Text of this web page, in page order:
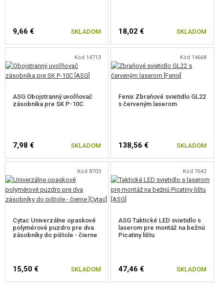
Airsoftová pištoľ CZ P-10 C je oveľa viac než len bežná airsoftová pištoľ.
Je vyvrcholením dlhoročných skúseností s výrobou pištolí a vášne pre
airsoft, ktorých výsledkom je skutočne
výnimočná pištoľ.
Vlastnosti
Blowback.
Kompaktný.
Plynový zásobník na 22 rán.
Obojstranná poistka záveru.
Autentické značenie SK.
9,66 € SKLADOM 18,02 € SKLADOM
Kód 14713
ASG Obojstranný uvoľňovač
zásobníka pre SK P-10C
7,98 € SKLADOM
Kód 14668
Fenix Zbraňové svietidlo GL22
s červeným laserom
138,56 € SKLADOM
Kód 8703
Cytac Univerzálne opaskové
polymérové puzdro pre dva
zásobníky do pištole - čierne
15,50 € SKLADOM
Kód 7642
ASG Taktické LED svietidlo s
laserom pre montáž na bežnú
Picatiny lištu
47,46 € SKLADOM